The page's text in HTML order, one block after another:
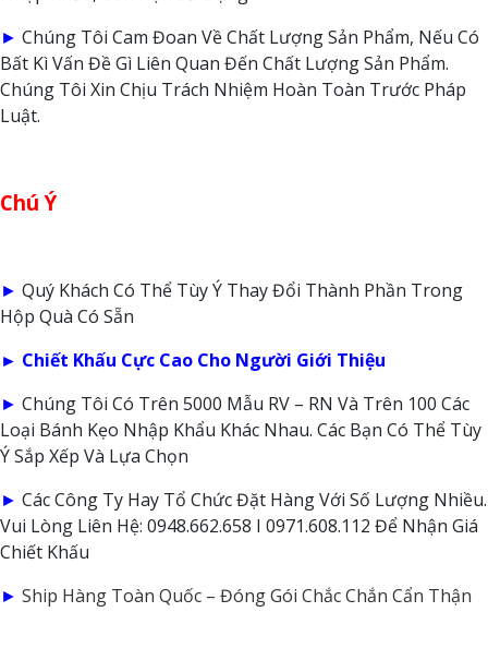
► Chúng Tôi Cam Đoan Về Chất Lượng Sản Phẩm, Nếu Có
Bất Kì Vấn Đề Gì Liên Quan Đến Chất Lượng Sản Phẩm.
Chúng Tôi Xin Chịu Trách Nhiệm Hoàn Toàn Trước Pháp
Luật.
Chú Ý
► Quý Khách Có Thể Tùy Ý Thay Đổi Thành Phần Trong
Hộp Quà Có Sẵn
► Chiết Khấu Cực Cao Cho Người Giới Thiệu
► Chúng Tôi Có Trên 5000 Mẫu RV – RN Và Trên 100 Các
Loại Bánh Kẹo Nhập Khẩu Khác Nhau. Các Bạn Có Thể Tùy
Ý Sắp Xếp Và Lựa Chọn
► Các Công Ty Hay Tổ Chức Đặt Hàng Với Số Lượng Nhiều.
Vui Lòng Liên Hệ: 0948.662.658 I 0971.608.112 Để Nhận Giá
Chiết Khấu
► Ship Hàng Toàn Quốc – Đóng Gói Chắc Chắn Cẩn Thận